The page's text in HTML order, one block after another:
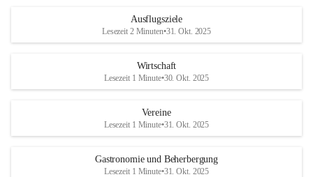
Ausflugsziele
Lesezeit 2 Minuten•31. Okt. 2025
Wirtschaft
Lesezeit 1 Minute•30. Okt. 2025
Vereine
Lesezeit 1 Minute•31. Okt. 2025
Gastronomie und Beherbergung
Lesezeit 1 Minute•31. Okt. 2025